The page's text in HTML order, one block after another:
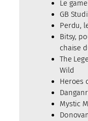
Le
GB
Perdu,
Bitsy,
chaise
The
Wild
Heroes
Mystic